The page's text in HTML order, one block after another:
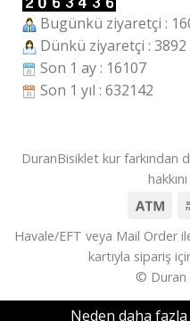
Bugünkü ziyaretçi :
Dünkü ziyaretçi : 3892
Son 1 ay : 16107
Son 1 yıl : 632142
DuranBisiklet kur farkından
Havale/EFT veya Mail Order
kartıyla sipariş
© Duran
Neden daha